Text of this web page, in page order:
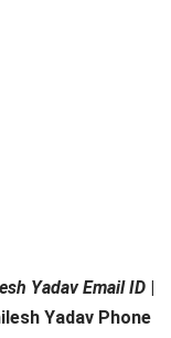
Yadav Email ID |
Yadav Phone